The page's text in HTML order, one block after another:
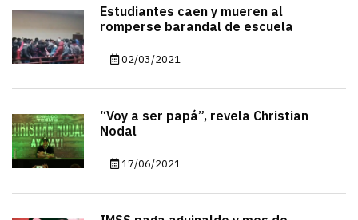
Estudiantes caen y mueren al
romperse barandal de escuela
02/03/2021
“Voy a ser papá”, revela Christian
Nodal
17/06/2021